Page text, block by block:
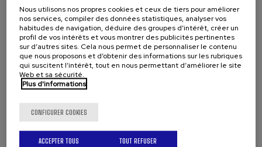
TÉLÉPHONE
Email*
PAYS*
Question / Commentaire
Nous utilisons nos propres cookies et ceux de tiers pour améliorer
nos services, compiler des données statistiques, analyser vos
habitudes de navigation, déduire des groupes d’intérêt, créer un
profil de vos intérêts et vous montrer des publicités pertinentes
sur d’autres sites. Cela nous permet de personnaliser le contenu
que nous proposons et d’obtenir des informations sur les rubriques
qui suscitent l’intérêt, tout en nous permettant d’améliorer le site
Web et sa sécurité.
Plus d'informations
CONFIGURER COOKIES
TOUT REFUSER
ACCEPTER TOUS